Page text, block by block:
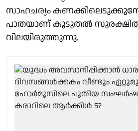
സാഹചര്യം
പാതയാണ് കൂടുതൽ
വിലയിരുത്തുന്നു.